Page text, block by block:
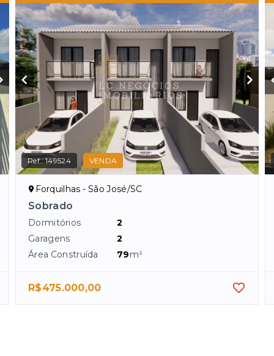
Ref.:149524 VENDA
Forquilhas - São José/SC
Sobrado
Dormitórios
2
Garagens
2
Área Construída
79m²
R$475.000,00